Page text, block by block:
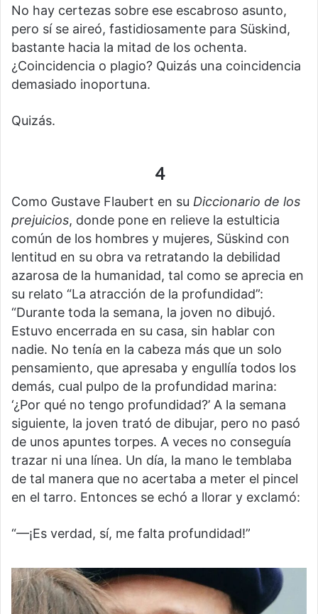
No hay certezas sobre ese escabroso asunto,
pero sí se aireó, fastidiosamente para Süskind,
bastante hacia la mitad de los ochenta.
¿Coincidencia o plagio? Quizás una coincidencia
demasiado inoportuna.
Quizás.
4
Como Gustave Flaubert en su Diccionario de los
prejuicios, donde pone en relieve la estulticia
común de los hombres y mujeres, Süskind con
lentitud en su obra va retratando la debilidad
azarosa de la humanidad, tal como se aprecia en
su relato “La atracción de la profundidad”:
“Durante toda la semana, la joven no dibujó.
Estuvo encerrada en su casa, sin hablar con
nadie. No tenía en la cabeza más que un solo
pensamiento, que apresaba y engullía todos los
demás, cual pulpo de la profundidad marina:
‘¿Por qué no tengo profundidad?’ A la semana
siguiente, la joven trató de dibujar, pero no pasó
de unos apuntes torpes. A veces no conseguía
trazar ni una línea. Un día, la mano le temblaba
de tal manera que no acertaba a meter el pincel
en el tarro. Entonces se echó a llorar y exclamó:
“—¡Es verdad, sí, me falta profundidad!”